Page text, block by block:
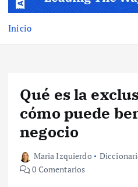
Inicio
Qué es la
cómo puede
negocio
Maria Izquierdo
0 Comentarios